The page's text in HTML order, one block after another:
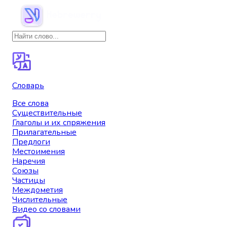
Словарь
Все слова
Существительные
Глаголы и их спряжения
Прилагательные
Предлоги
Местоимения
Наречия
Союзы
Частицы
Междометия
Числительные
Видео со словами